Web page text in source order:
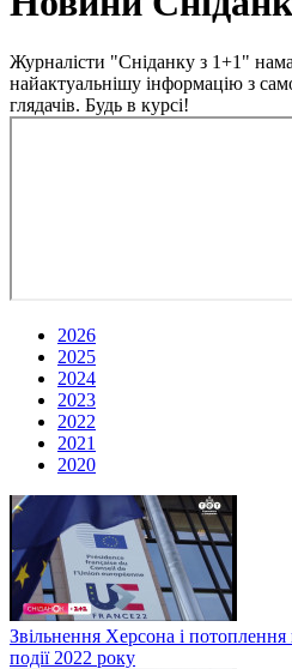
Журналісти "Сніданку з 1+1"
найактуальнішу інформацію з
глядачів. Будь в курсі!
2026
2025
2024
2023
2022
2021
2020
Звільнення Херсона і
події 2022 року